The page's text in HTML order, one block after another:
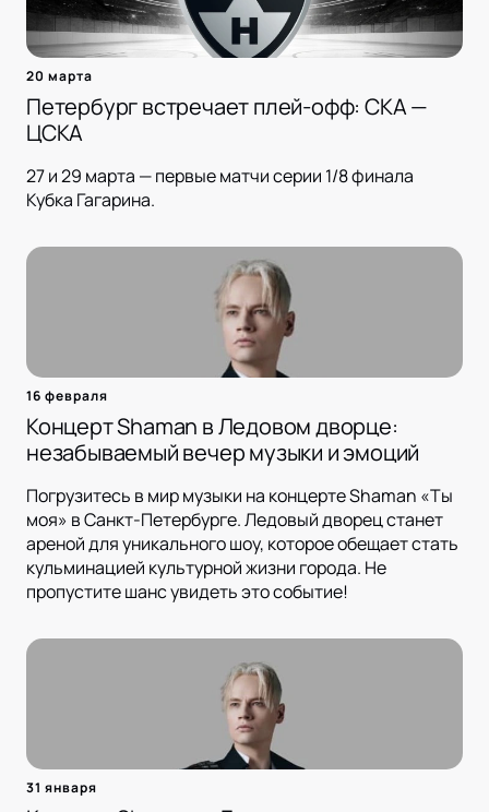
20 марта
Петербург встречает плей-офф: СКА —
ЦСКА
27 и 29 марта — первые матчи серии 1/8 финала
Кубка Гагарина.
16 февраля
Концерт Shaman в Ледовом дворце:
незабываемый вечер музыки и эмоций
Погрузитесь в мир музыки на концерте Shaman «Ты
моя» в Санкт-Петербурге. Ледовый дворец станет
ареной для уникального шоу, которое обещает стать
кульминацией культурной жизни города. Не
пропустите шанс увидеть это событие!
31 января